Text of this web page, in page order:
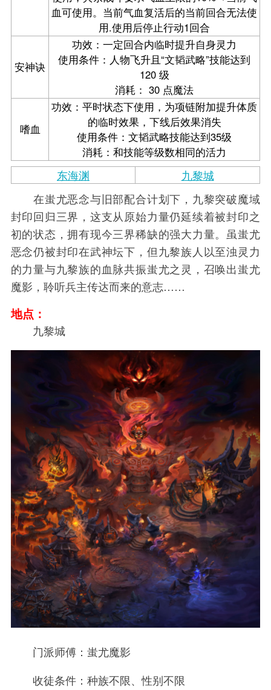
血可使用。当前气血复活后的当前回合无法使
用.使用后停止行动1回合
安神诀
功效：一定回合内临时提升自身灵力
使用条件：人物飞升且“文韬武略”技能达到
120 级
消耗： 30 点魔法
嗜血
功效：平时状态下使用，为项链附加提升体质
的临时效果，下线后效果消失
使用条件：文韬武略技能达到35级
消耗：和技能等级数相同的活力
东海渊
九黎城
在蚩尤恶念与旧部配合计划下，九黎突破魔域
封印回归三界，这支从原始力量仍延续着被封印之
初的状态，拥有现今三界稀缺的强大力量。虽蚩尤
恶念仍被封印在武神坛下，但九黎族人以至浊灵力
的力量与九黎族的血脉共振蚩尤之灵，召唤出蚩尤
魔影，聆听兵主传达而来的意志……
地点：
九黎城
门派师傅：蚩尤魔影
收徒条件：种族不限、性别不限